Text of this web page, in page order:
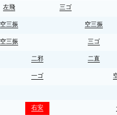
左飛 三ゴ
空三振 空三振
空三振 三ゴ
二邪 二直
一ゴ
右安